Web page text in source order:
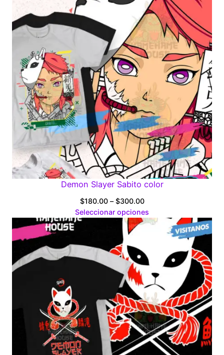
$300.00
Demon Slayer Sabito color
$180.00 – $300.00Price
range:
$180.00
through
Seleccionar opciones